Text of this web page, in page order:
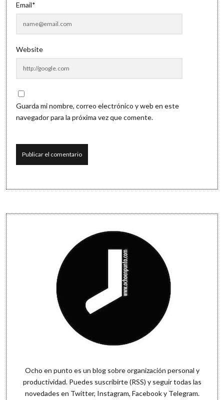
Email*
Website
Guarda mi nombre, correo electrónico y web en este
navegador para la próxima vez que comente.
Sidebar
Ocho en punto es un blog sobre organización personal y
productividad. Puedes suscribirte (RSS) y seguir todas las
novedades en Twitter, Instagram, Facebooky Telegram.